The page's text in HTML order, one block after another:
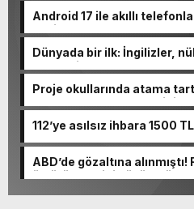
Android 17 ile akıllı
belli oldu
Dünyada bir ilk: İngilizler,
ateşledi
Proje okullarında atama
“Sıkıntı yaşanmaması için
112’ye asılsız ihbara 1500
ABD’de gözaltına
öldürüleceğini düşünmüş